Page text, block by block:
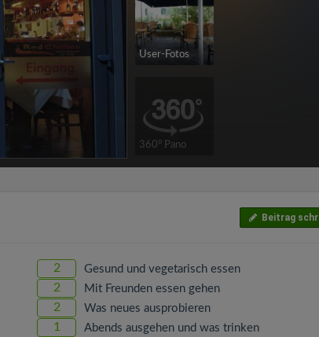
User-Fotos
360° Pano
Beitrag
2 Gesund und vegetarisch essen
2 Mit Freunden essen gehen
2 Was neues ausprobieren
1 Abends ausgehen und was trinken